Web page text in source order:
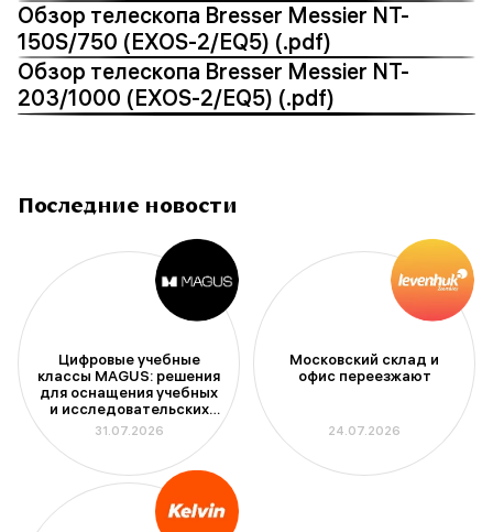
Обзор телескопа Bresser Messier NT-
150S/750 (EXOS-2/EQ5) (.pdf)
Обзор телескопа Bresser Messier NT-
203/1000 (EXOS-2/EQ5) (.pdf)
Последние новости
Цифровые учебные
классы MAGUS: решения
для оснащения учебных
и исследовательских
лабораторий
31.07.2026
Московский склад и
офис переезжают
24.07.2026